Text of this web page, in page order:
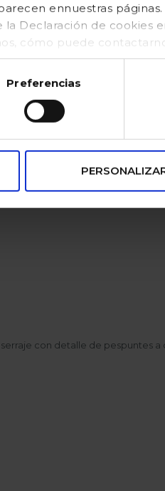
ennuestras
Declaración de cookies
cómo puede
www.gocco.es/
Preferencias
con detalle de pespuntes